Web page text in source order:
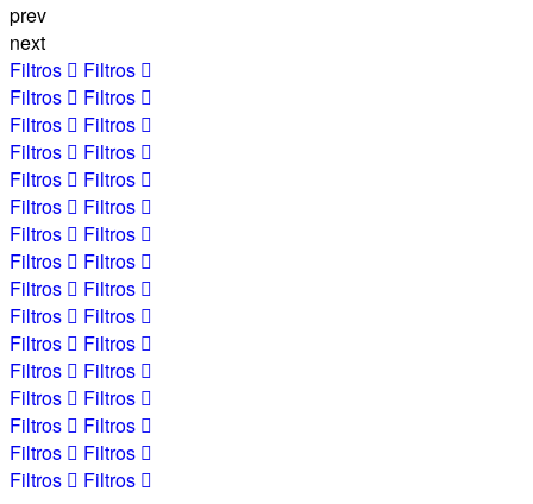
prev
next
Filtros
Filtros
Filtros
Filtros
Filtros
Filtros
Filtros
Filtros
Filtros
Filtros
Filtros
Filtros
Filtros
Filtros
Filtros
Filtros
Filtros
Filtros
Filtros
Filtros
Filtros
Filtros
Filtros
Filtros
Filtros
Filtros
Filtros
Filtros
Filtros
Filtros
Filtros
Filtros